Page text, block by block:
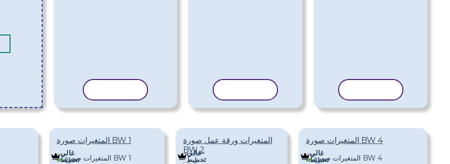
المتغيرات صورة BW 1
غالي
تَخطِيط
المتغيرات ورقة عمل صورة
BW 2
غالي
تَخطِيط
المتغيرات صورة BW 4
غالي
تَخطِيط